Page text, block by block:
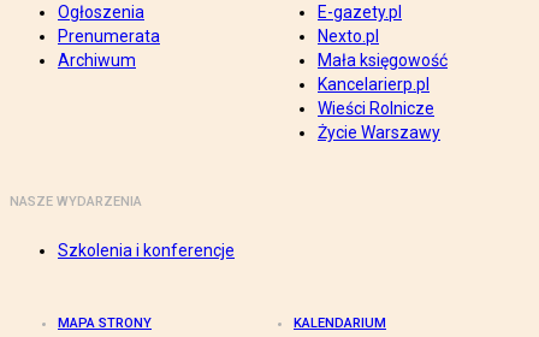
Ogłoszenia
Prenumerata
Archiwum
E-gazety.pl
Nexto.pl
Mała księgowość
Kancelarierp.pl
Wieści Rolnicze
Życie Warszawy
NASZE WYDARZENIA
Szkolenia i konferencje
MAPA STRONY KALENDARIUM